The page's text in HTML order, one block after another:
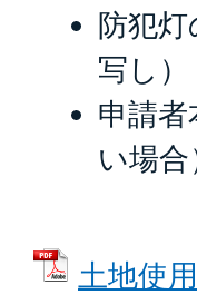
防犯
写し）
申請
い場合
土地使